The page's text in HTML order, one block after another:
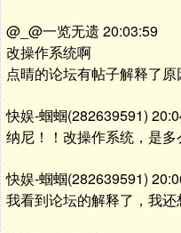
@_@一览无遗 20:03:59
改操作系统啊
点晴的论坛有帖子解释了原
快娱-蝈蝈(282639591)
纳尼！！改操作系统，是多
快娱-蝈蝈(282639591)
我看到论坛的解释了，我